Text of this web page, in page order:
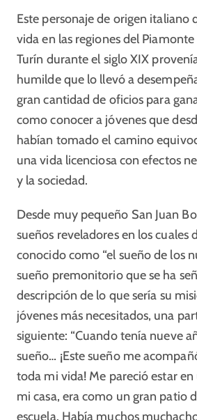
Este personaje de origen italiano
vida en las regiones del
Turín durante el siglo XIX
humilde que lo llevó a
gran cantidad de oficios para
como conocer a jóvenes que
habían tomado el camino
una vida licenciosa con efectos
y la sociedad.
Desde muy pequeño San Juan
sueños reveladores en los cuales
conocido como “el sueño de los
sueño premonitorio que se ha
descripción de lo que sería su
jóvenes más necesitados, una
siguiente: “Cuando tenía nueve
sueño… ¡Este sueño me
toda mi vida! Me pareció estar en
mi casa, era como un gran patio
escuela. Había muchos